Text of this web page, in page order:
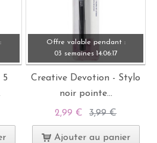
5
Offre valable pendant :
03 semaines 14:06:15
Creative Devotion - Stylo
noir pointe...
2,99 € 3,99 €
Ajouter au panier